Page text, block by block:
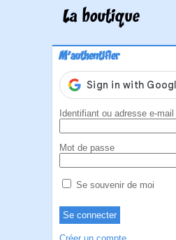
La boutique
M'authentifier
Identifiant ou adresse e-mail
Mot de passe
Se souvenir de moi